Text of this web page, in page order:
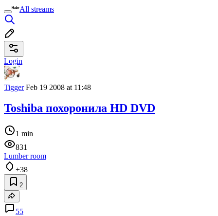
All streams
Login
TiggerFeb 19 2008 at 11:48
Toshiba похоронила HD DVD
1 min
831
Lumber room
+38
2
55